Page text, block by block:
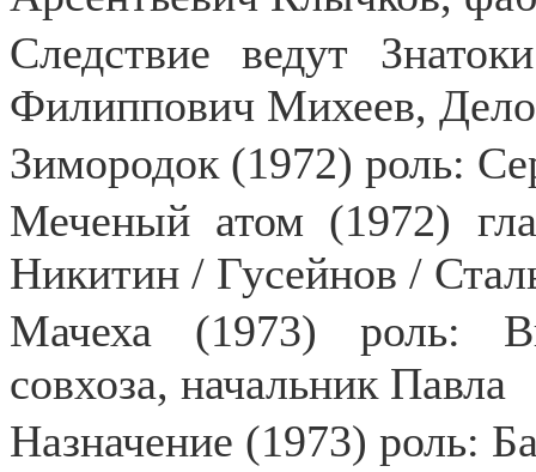
Следствие ведут
Филиппович Михеев,
Зимородок (1972) роль:
Меченый атом (1972)
Никитин / Гусейнов /
Мачеха (1973) роль:
совхоза, начальник Павла
Назначение (1973) роль: